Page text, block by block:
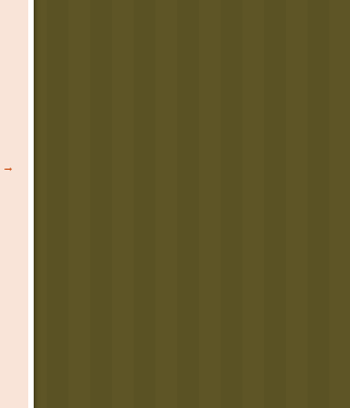
→